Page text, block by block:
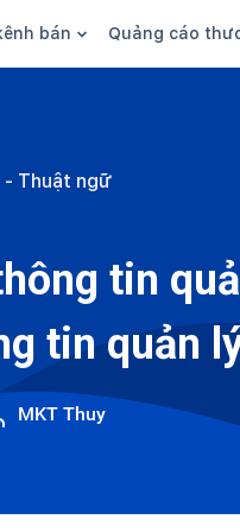
bán
social
sàn
Quảng cáo
Thương hiệu/
- Thuật ngữ
tin
tin quản
MKT Thuy